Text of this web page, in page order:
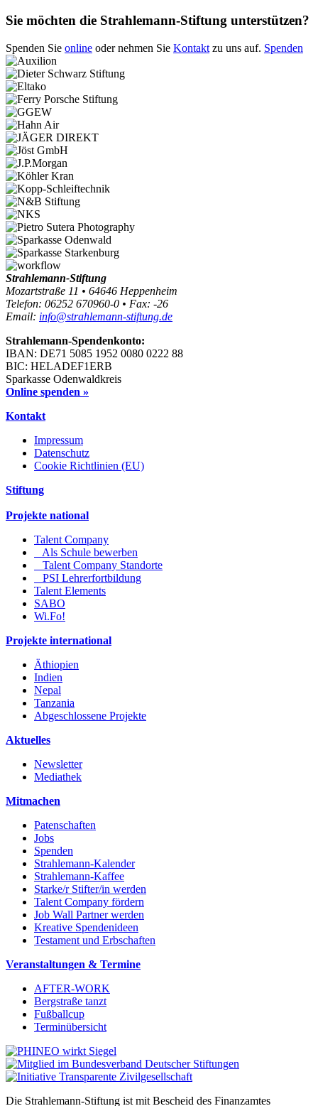
Sie möchten die Strahlemann-Stiftung unterstützen?
Spenden Sie online oder nehmen Sie Kontakt zu uns auf. Spenden
Strahlemann-Stiftung
Mozartstraße 11 • 64646 Heppenheim
Telefon: 06252 670960-0 • Fax: -26
Email: info@strahlemann-stiftung.de
Strahlemann-Spendenkonto:
IBAN: DE71 5085 1952 0080 0222 88
BIC: HELADEF1ERB
Sparkasse Odenwaldkreis
Online spenden »
Kontakt
Impressum
Datenschutz
Cookie Richtlinien (EU)
Stiftung
Projekte national
Talent Company
Als Schule bewerben
Talent Company Standorte
PSI Lehrerfortbildung
Talent Elements
SABO
Wi.Fo!
Projekte international
Äthiopien
Indien
Nepal
Tanzania
Abgeschlossene Projekte
Aktuelles
Newsletter
Mediathek
Mitmachen
Patenschaften
Jobs
Spenden
Strahlemann-Kalender
Strahlemann-Kaffee
Starke/r Stifter/in werden
Talent Company fördern
Job Wall Partner werden
Kreative Spendenideen
Testament und Erbschaften
Veranstaltungen & Termine
AFTER-WORK
Bergstraße tanzt
Fußballcup
Terminübersicht
Die Strahlemann-Stiftung ist mit Bescheid des Finanzamtes